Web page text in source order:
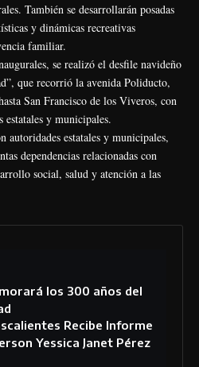
También se desarrollarán posadas
y dinámicas recreativas
familiar.
se realizó el desfile navideño
que recorrió la avenida Poliducto,
San Francisco de los Viveros, con
estatales y municipales.
estatales y municipales,
dependencias relacionadas con
social, salud y atención a las
los 300 años del
Recibe Informe
Yessica Janet Pérez